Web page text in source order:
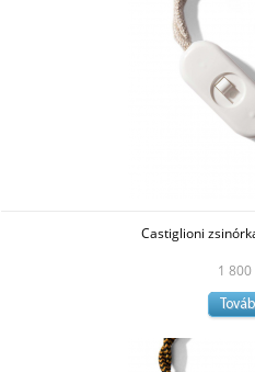
Castiglioni
1 800